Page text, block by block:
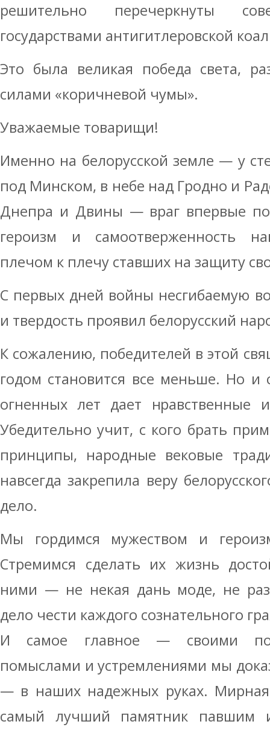
решительно перечеркнуты
государствами антигитлеровской
Это была великая победа света,
силами «коричневой чумы».
Уважаемые товарищи!
Именно на белорусской земле — у
под Минском, в небе над Гродно и
Днепра и Двины — враг впервые
героизм и самоотверженность
плечом к плечу ставших на защиту
С первых дней войны несгибаемую
и твердость проявил белорусский
К сожалению, победителей в этой
годом становится все меньше. Но и
огненных лет дает нравственные
Убедительно учит, с кого брать
принципы, народные вековые
навсегда закрепила веру
дело.
Мы гордимся мужеством и
Стремимся сделать их жизнь
ними — не некая дань моде, не
дело чести каждого сознательного
И самое главное — своими
помыслами и устремлениями мы
— в наших надежных руках.
самый лучший памятник